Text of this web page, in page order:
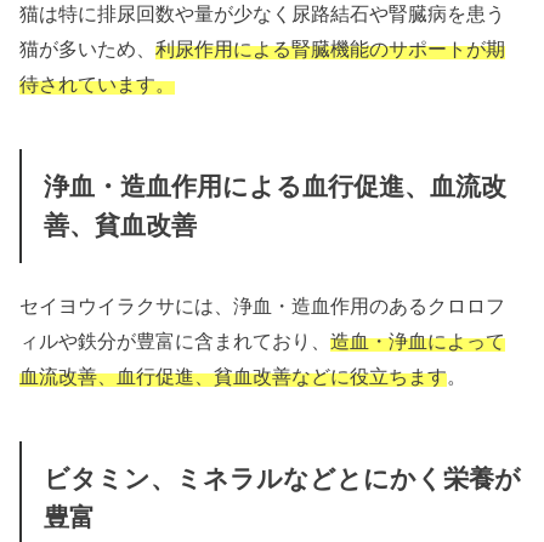
猫は特に排尿回数や量が少なく尿路結石や腎臓病を患う
猫が多いため、利尿作用による腎臓機能のサポートが期
待されています。
浄血・造血作用による血行促進、血流改
善、貧血改善
セイヨウイラクサには、浄血・造血作用のあるクロロフ
ィルや鉄分が豊富に含まれており、造血・浄血によって
血流改善、血行促進、貧血改善などに役立ちます。
ビタミン、ミネラルなどとにかく栄養が
豊富